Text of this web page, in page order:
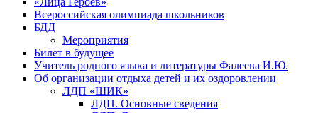
Всероссийская олимпиада школьников
БДД
Мероприятия
Билет в будущее
Учитель родного языка и литературы Фалеева И.Ю.
Об организации отдыха детей и их оздоровлении
ЛДП «ШИК»
ЛДП. Основные сведения